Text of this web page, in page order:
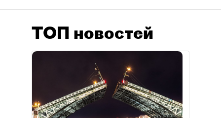
ТОП новостей